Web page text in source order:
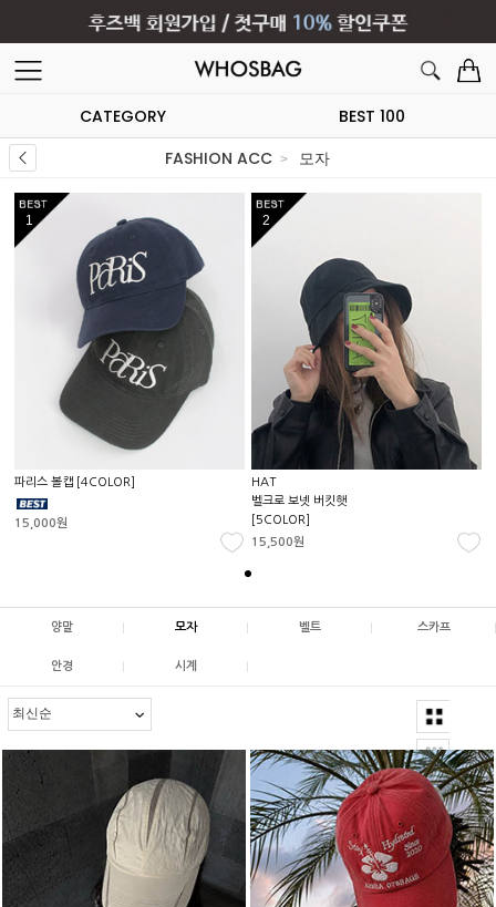
CATEGORY
BEST 100
FASHION ACC
모자
1
파리스 볼캡 [4COLOR]
15,000원
2
HAT
벨크로 보넷 버킷햇
[5COLOR]
15,500원
양말 | 모자 | 벨트 | 스카프 |
안경 | 시계 |